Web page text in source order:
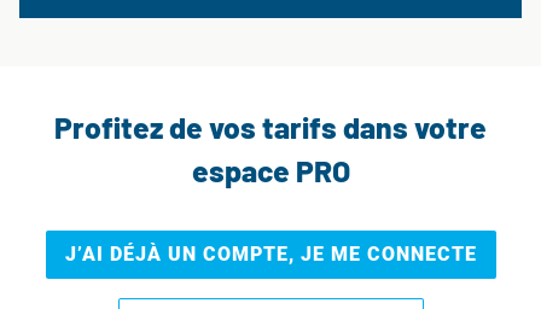
Profitez de vos tarifs dans votre
espace PRO
J’AI DÉJÀ UN COMPTE, JE ME CONNECTE